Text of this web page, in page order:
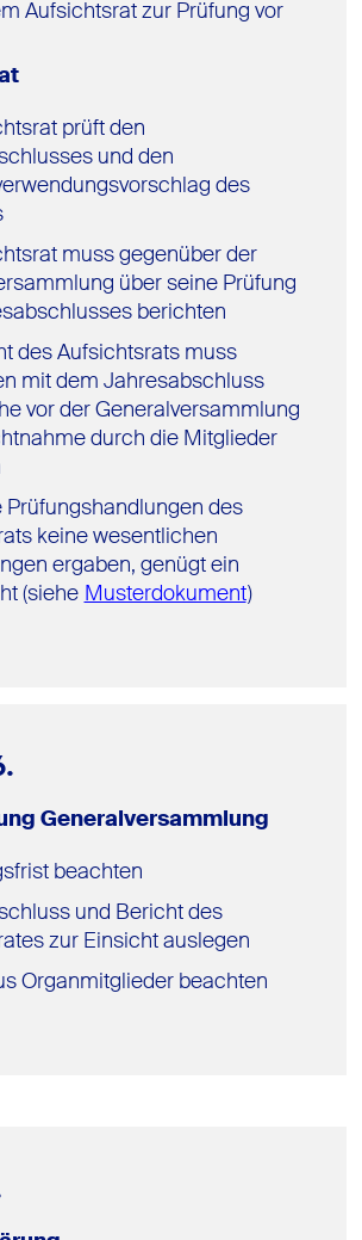
Aufsichtsrat zur Prüfung vor
prüft den
und den
des
muss gegenüber der
über seine Prüfung
berichten
des Aufsichtsrats muss
mit dem Jahresabschluss
vor der Generalversammlung
durch die Mitglieder
Prüfungshandlungen des
keine wesentlichen
ergaben, genügt ein
(siehe Musterdokument)
Generalversammlung
beachten
und Bericht des
zur Einsicht auslegen
Organmitglieder beachten